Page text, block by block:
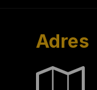
Adres